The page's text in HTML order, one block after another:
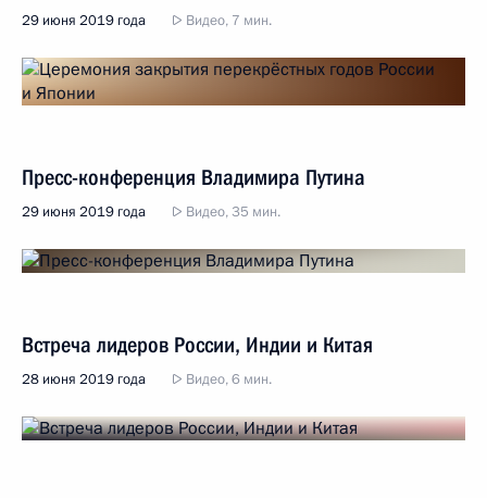
29 июня 2019 года Видео, 7 мин.
Пресс-конференция Владимира Путина
29 июня 2019 года Видео, 35 мин.
Встреча лидеров России, Индии и Китая
28 июня 2019 года Видео, 6 мин.